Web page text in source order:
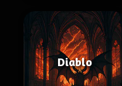
Diablo